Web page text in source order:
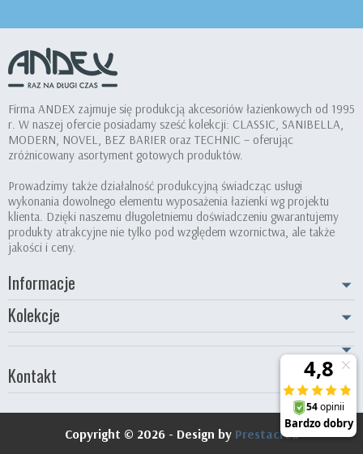
Firma ANDEX zajmuje się produkcją akcesoriów łazienkowych od 1995
r. W naszej ofercie posiadamy sześć kolekcji: CLASSIC, SANIBELLA,
MODERN, NOVEL, BEZ BARIER oraz TECHNIC – oferując
zróżnicowany asortyment gotowych produktów.
Prowadzimy także działalność produkcyjną świadcząc usługi
wykonania dowolnego elementu wyposażenia łazienki wg projektu
klienta. Dzięki naszemu długoletniemu doświadczeniu gwarantujemy
produkty atrakcyjne nie tylko pod względem wzornictwa, ale także
jakości i ceny.
Informacje
Kolekcje
Kontakt
Copyright © 2026 - Design by Prestacrea